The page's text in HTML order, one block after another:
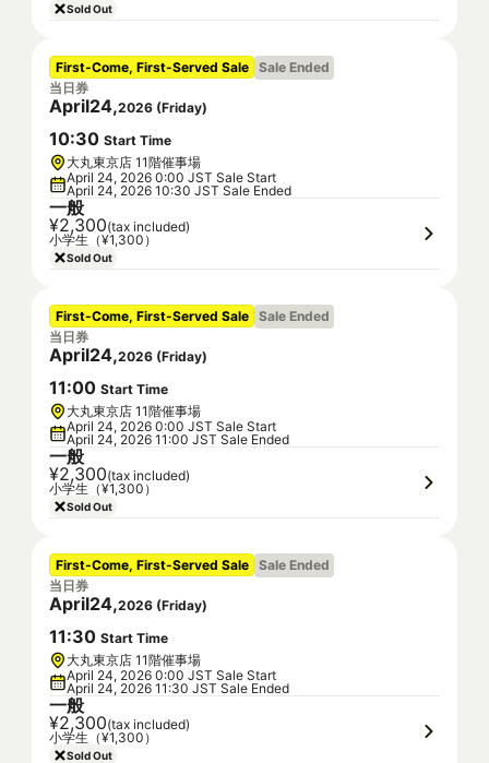
Sold Out
First-Come, First-Served Sale Sale Ended
当日券
April24,2026 (Friday)
10:30 Start Time
大丸東京店 11階催事場
April 24, 2026 0:00 JST Sale Start
April 24, 2026 10:30 JST Sale Ended
一般
¥2,300(tax included)
小学生（¥1,300）
Sold Out
First-Come, First-Served Sale Sale Ended
当日券
April24,2026 (Friday)
11:00 Start Time
大丸東京店 11階催事場
April 24, 2026 0:00 JST Sale Start
April 24, 2026 11:00 JST Sale Ended
一般
¥2,300(tax included)
小学生（¥1,300）
Sold Out
First-Come, First-Served Sale Sale Ended
当日券
April24,2026 (Friday)
11:30 Start Time
大丸東京店 11階催事場
April 24, 2026 0:00 JST Sale Start
April 24, 2026 11:30 JST Sale Ended
一般
¥2,300(tax included)
小学生（¥1,300）
Sold Out